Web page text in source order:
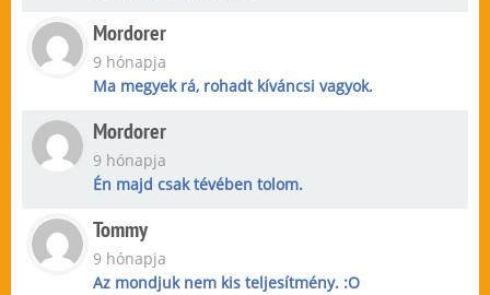
Mordorer
9 hónapja
Ma megyek rá, rohadt kíváncsi vagyok.
Mordorer
9 hónapja
Én majd csak tévében tolom.
Tommy
9 hónapja
Az mondjuk nem kis teljesítmény. :O